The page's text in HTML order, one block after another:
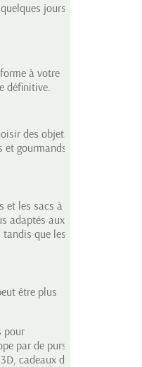
jours
à votre
définitive.
des objets
et gourmands
et les sacs à
adaptés aux
que les
être plus
pour
par de purs
cadeaux de